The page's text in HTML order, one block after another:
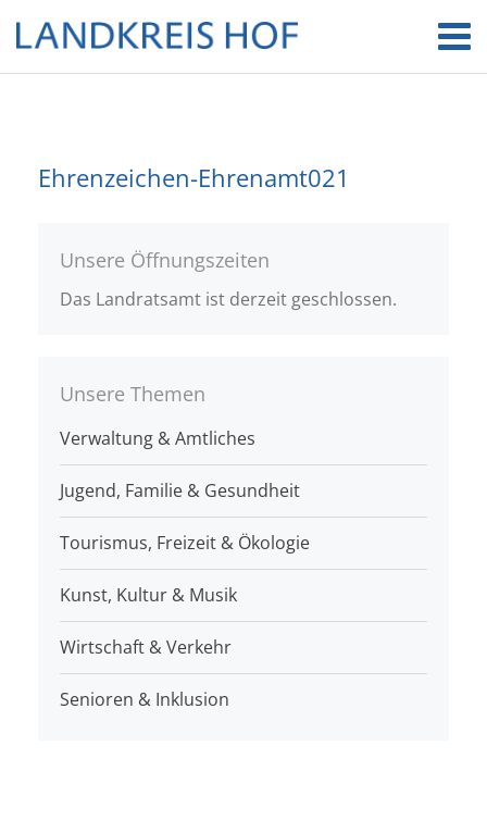
Ehrenzeichen-Ehrenamt021
Unsere Öffnungszeiten
Das Landratsamt ist derzeit geschlossen.
Unsere Themen
Verwaltung & Amtliches
Jugend, Familie & Gesundheit
Tourismus, Freizeit & Ökologie
Kunst, Kultur & Musik
Wirtschaft & Verkehr
Senioren & Inklusion